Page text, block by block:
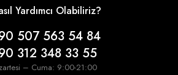
Yardımcı Olabiliriz?
507 563 54 84
312 348 33 55
– Cuma: 9:00-21:00